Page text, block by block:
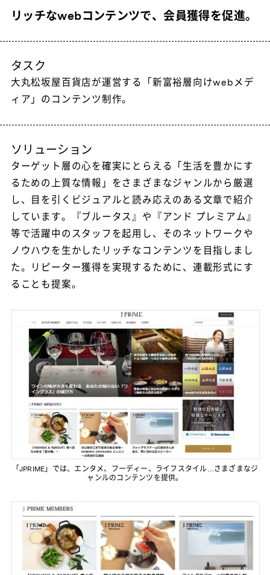
リッチなwebコンテンツで、会員獲得を促進。
タスク
大丸松坂屋百貨店が運営する「新富裕層向けwebメデ
ィア」のコンテンツ制作。
ソリューション
ターゲット層の心を確実にとらえる「生活を豊かにす
るための上質な情報」をさまざまなジャンルから厳選
し、目を引くビジュアルと読み応えのある文章で紹介
しています。『ブルータス』や『アンド プレミアム』
等で活躍中のスタッフを起用し、そのネットワークや
ノウハウを生かしたリッチなコンテンツを目指しまし
た。リピーター獲得を実現するために、連載形式にす
ることも提案。
「JPRIME」では、エンタメ、フーディー、ライフスタイル…さまざまなジ
ャンルのコンテンツを提供。